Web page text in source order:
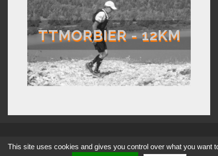
TTMORBIER - 12KM
2020 © Tous droits réservés - Réalisé parStackMod
This site uses cookies and gives you control over what you want